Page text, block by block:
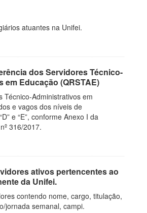
atuantes na Unifei.
dos Servidores Técnico-
em Educação (QRSTAE)
Técnico-Administrativos em
e vagos dos níveis de
e “E”, conforme Anexo I da
316/2017.
ativos pertencentes ao
da Unifei.
contendo nome, cargo, titulação,
jornada semanal, campi.